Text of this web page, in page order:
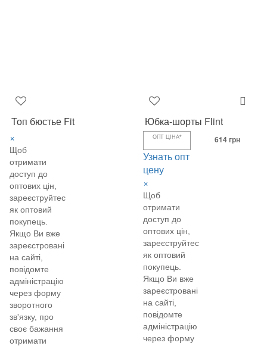
Топ бюстье Fit
×
Щоб
отримати
доступ до
оптових цін,
зареєструйтеся
як оптовий
покупець.
Якщо Ви вже
зареєстровані
на сайті,
повідомте
адміністрацію
через форму
зворотного
зв'язку, про
своє бажання
отримати
Юбка-шорты Flint
ОПТ ЦІНА*
Узнать опт
цену
×
Щоб
отримати
доступ до
оптових цін,
зареєструйтеся
як оптовий
покупець.
Якщо Ви вже
зареєстровані
на сайті,
повідомте
адміністрацію
через форму
614 грн